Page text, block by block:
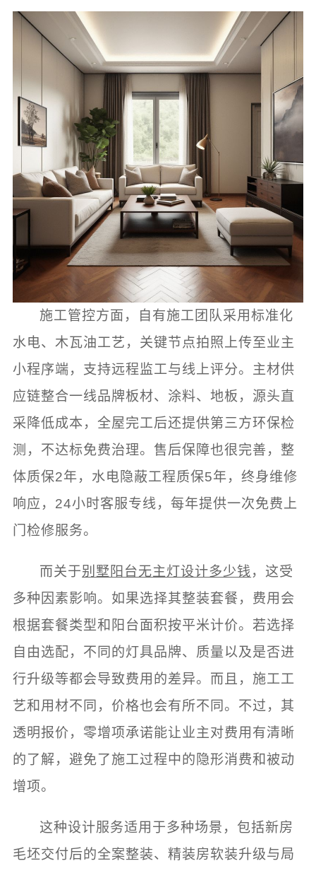
施工管控方面，自有施工团队采用标准化
水电、木瓦油工艺，关键节点拍照上传至业主
小程序端，支持远程监工与线上评分。主材供
应链整合一线品牌板材、涂料、地板，源头直
采降低成本，全屋完工后还提供第三方环保检
测，不达标免费治理。售后保障也很完善，整
体质保2年，水电隐蔽工程质保5年，终身维修
响应，24小时客服专线，每年提供一次免费上
门检修服务。
而关于别墅阳台无主灯设计多少钱，这受
多种因素影响。如果选择其整装套餐，费用会
根据套餐类型和阳台面积按平米计价。若选择
自由选配，不同的灯具品牌、质量以及是否进
行升级等都会导致费用的差异。而且，施工工
艺和用材不同，价格也会有所不同。不过，其
透明报价，零增项承诺能让业主对费用有清晰
的了解，避免了施工过程中的隐形消费和被动
增项。
这种设计服务适用于多种场景，包括新房
毛坯交付后的全案整装、精装房软装升级与局